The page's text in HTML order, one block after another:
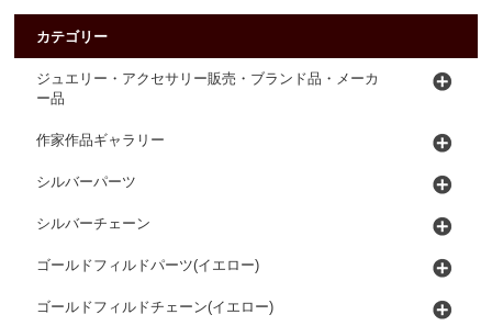
カテゴリー
ジュエリー・アクセサリー販売・ブランド品・メーカ
ー品
作家作品ギャラリー
シルバーパーツ
シルバーチェーン
ゴールドフィルドパーツ(イエロー)
ゴールドフィルドチェーン(イエロー)